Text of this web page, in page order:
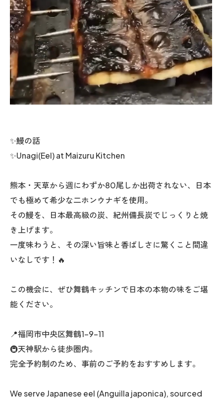
✨鰻の話
✨Unagi(Eel) at Maizuru Kitchen
熊本・天草から週にわずか80尾しか出荷されない、日本
でも極めて希少な二ホンウナギを使用。
その鰻を、日本最高級の炭、紀州備長炭でじっくりと焼
き上げます。
一度味わうと、その深い旨味と香ばしさに驚くこと間違
いなしです！🔥
この機会に、ぜひ舞鶴キッチンで日本の本物の味をご堪
能ください。
📍福岡市中央区舞鶴1-9-11
🚇天神駅から徒歩圏内。
完全予約制のため、事前のご予約をおすすめします。
We serve Japanese eel (Anguilla japonica), sourced